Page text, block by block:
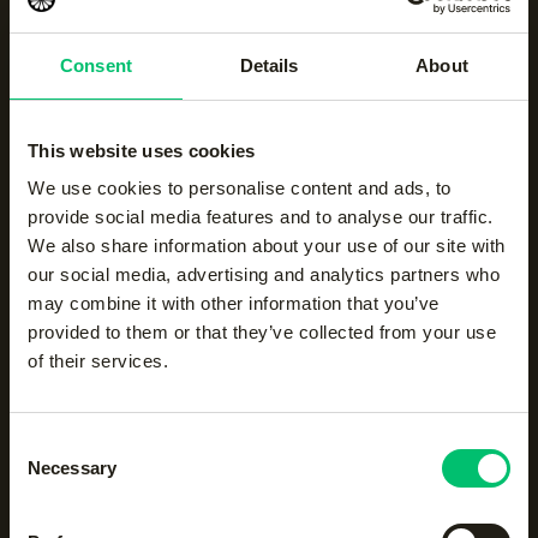
Consent Details About
This website uses cookies
We use cookies to personalise content and ads, to
provide social media features and to analyse our traffic.
We also share information about your use of our site with
our social media, advertising and analytics partners who
may combine it with other information that you’ve
provided to them or that they’ve collected from your use
of their services.
Selection
Necessary
collectie te ontdekken of deel te nemen aan een van
onze activaties, bij The Indian Maharadja valt er tijdens
onvergetelijke tennisweek te beleven op het
Rosmalense gras.
|